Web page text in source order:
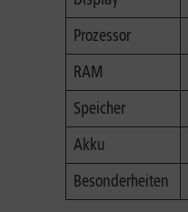
Prozessor
RAM
Speicher
Akku
Besonderheiten